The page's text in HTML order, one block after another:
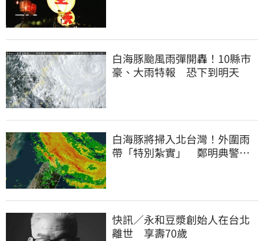
白海豚颱風雨彈開轟！10縣市
豪、大雨特報 恐下到明天
白海豚將掃入北台灣！外圍雨
帶「特別紮實」 鄭明典警告
快訊／永和豆漿創始人在台北
離世 享壽70歲